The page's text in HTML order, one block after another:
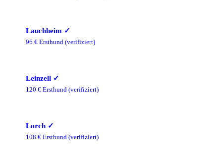
Lauchheim ✓
96 € Ersthund (verifiziert)
Leinzell ✓
120 € Ersthund (verifiziert)
Lorch ✓
108 € Ersthund (verifiziert)